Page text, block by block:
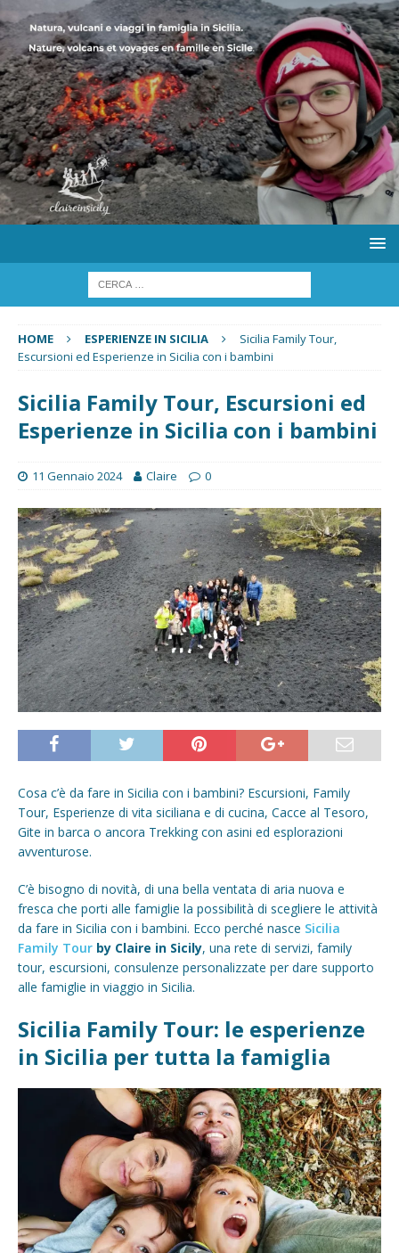
HOME ESPERIENZE IN SICILIA
Sicilia Family Tour,
Escursioni ed Esperienze in Sicilia con i bambini
Sicilia Family Tour, Escursioni ed
Esperienze in Sicilia con i bambini
11 Gennaio 2024 Claire 0
Cosa c’è da fare in Sicilia con i bambini? Escursioni, Family
Tour, Esperienze di vita siciliana e di cucina, Cacce al Tesoro,
Gite in barca o ancora Trekking con asini ed esplorazioni
avventurose.
C’è bisogno di novità, di una bella ventata di aria nuova e
fresca che porti alle famiglie la possibilità di scegliere le attività
da fare in Sicilia con i bambini. Ecco perché nasce Sicilia
Family Tour by Claire in Sicily, una rete di servizi, family
tour, escursioni, consulenze personalizzate per dare supporto
alle famiglie in viaggio in Sicilia.
Sicilia Family Tour: le esperienze
in Sicilia per tutta la famiglia